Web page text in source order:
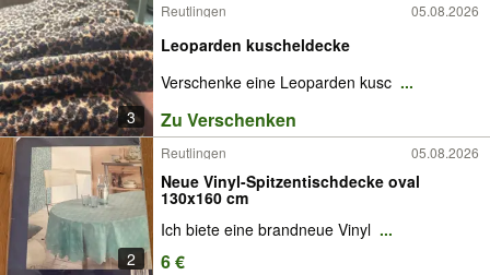
3
Reutlingen 05.08.2026
Leoparden kuscheldecke
Verschenke eine Leoparden kusc ...
Zu Verschenken
2
Reutlingen 05.08.2026
Neue Vinyl-Spitzentischdecke oval
130x160 cm
Ich biete eine brandneue Vinyl ...
6 €